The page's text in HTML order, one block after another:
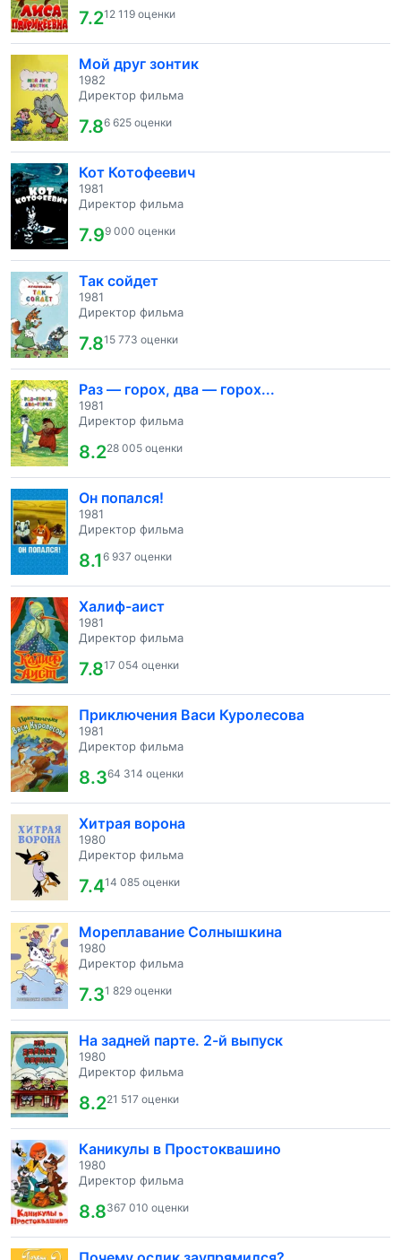
7.212 119 оценки
Мой друг зонтик
1982
Директор фильма
7.86 625 оценки
Кот Котофеевич
1981
Директор фильма
7.99 000 оценки
Так сойдет
1981
Директор фильма
7.815 773 оценки
Раз — горох, два — горох...
1981
Директор фильма
8.228 005 оценки
Он попался!
1981
Директор фильма
8.16 937 оценки
Халиф-аист
1981
Директор фильма
7.817 054 оценки
Приключения Васи Куролесова
1981
Директор фильма
8.364 314 оценки
Хитрая ворона
1980
Директор фильма
7.414 085 оценки
Мореплавание Солнышкина
1980
Директор фильма
7.31 829 оценки
На задней парте. 2-й выпуск
1980
Директор фильма
8.221 517 оценки
Каникулы в Простоквашино
1980
Директор фильма
8.8367 010 оценки